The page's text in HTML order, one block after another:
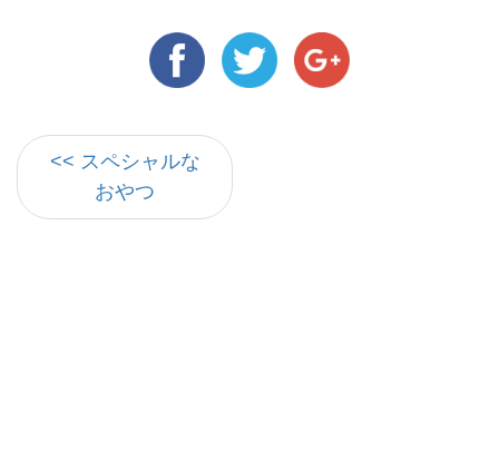
<< スペシャルな
おやつ